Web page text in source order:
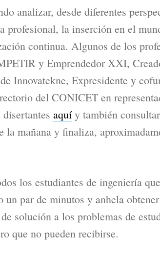
analizar, desde diferentes
profesional, la inserción en el
continua. Algunos de los
y Emprendedor XXI,
Innovatekne, Expresidente y
del CONICET en
aquíy también
la mañana y finaliza,
los estudiantes de ingeniería
un par de minutos y anhela
solución a los problemas de
que no pueden recibirse.